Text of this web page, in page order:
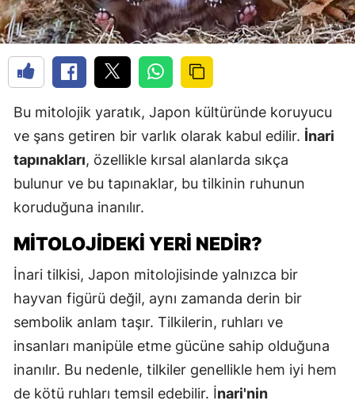
Bu mitolojik yaratık, Japon kültüründe koruyucu
ve şans getiren bir varlık olarak kabul edilir. İnari
tapınakları, özellikle kırsal alanlarda sıkça
bulunur ve bu tapınaklar, bu tilkinin ruhunun
koruduğuna inanılır.
MITOLOJİDEKİ YERİ NEDİR?
İnari tilkisi, Japon mitolojisinde yalnızca bir
hayvan figürü değil, aynı zamanda derin bir
sembolik anlam taşır. Tilkilerin, ruhları ve
insanları manipüle etme gücüne sahip olduğuna
inanılır. Bu nedenle, tilkiler genellikle hem iyi hem
de kötü ruhları temsil edebilir. İnari'nin